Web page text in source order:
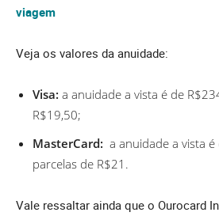
viagem
Veja os valores da anuidade:
Visa: a anuidade a vista é de
R$19,50;
MasterCard: a anuidade a vista
parcelas de R$21.
Vale ressaltar ainda que o Ourocard